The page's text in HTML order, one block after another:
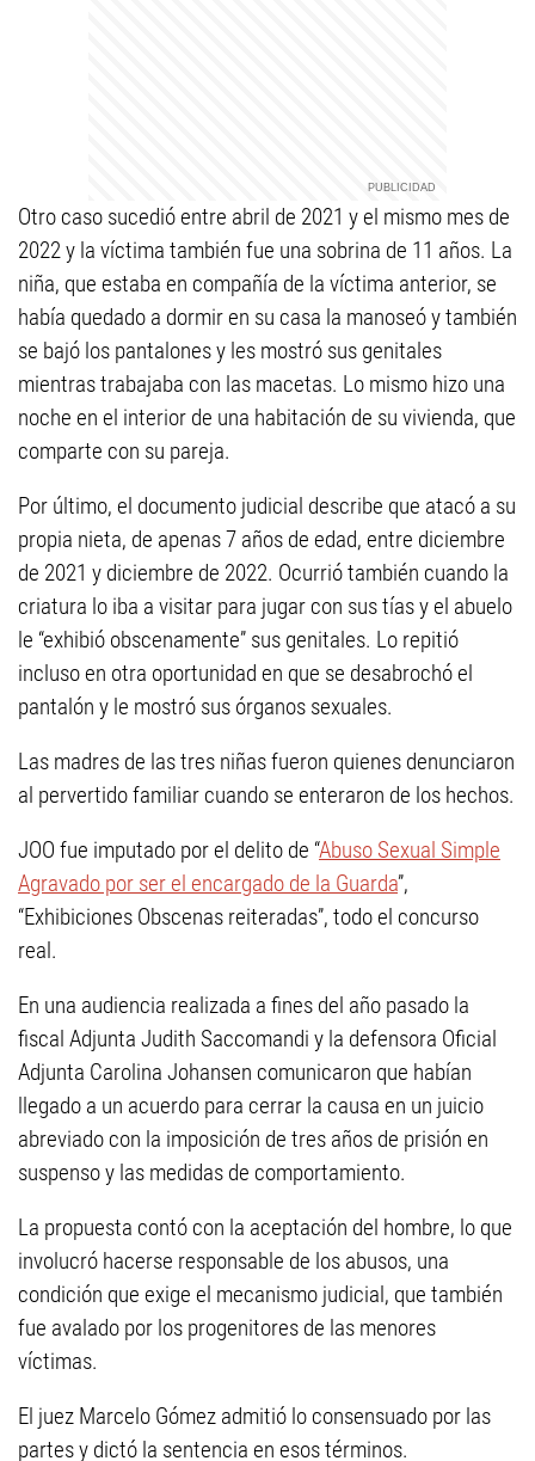
Otro caso sucedió entre abril de 2021 y el mismo mes de
2022 y la víctima también fue una sobrina de 11 años. La
niña, que estaba en compañía de la víctima anterior, se
había quedado a dormir en su casa la manoseó y también
se bajó los pantalones y les mostró sus genitales
mientras trabajaba con las macetas. Lo mismo hizo una
noche en el interior de una habitación de su vivienda, que
comparte con su pareja.
Por último, el documento judicial describe que atacó a su
propia nieta, de apenas 7 años de edad, entre diciembre
de 2021 y diciembre de 2022. Ocurrió también cuando la
criatura lo iba a visitar para jugar con sus tías y el abuelo
le “exhibió obscenamente” sus genitales. Lo repitió
incluso en otra oportunidad en que se desabrochó el
pantalón y le mostró sus órganos sexuales.
Las madres de las tres niñas fueron quienes denunciaron
al pervertido familiar cuando se enteraron de los hechos.
JOO fue imputado por el delito de “Abuso Sexual Simple
Agravado por ser el encargado de la Guarda”,
“Exhibiciones Obscenas reiteradas”, todo el concurso
real.
En una audiencia realizada a fines del año pasado la
fiscal Adjunta Judith Saccomandi y la defensora Oficial
Adjunta Carolina Johansen comunicaron que habían
llegado a un acuerdo para cerrar la causa en un juicio
abreviado con la imposición de tres años de prisión en
suspenso y las medidas de comportamiento.
La propuesta contó con la aceptación del hombre, lo que
involucró hacerse responsable de los abusos, una
condición que exige el mecanismo judicial, que también
fue avalado por los progenitores de las menores
víctimas.
El juez Marcelo Gómez admitió lo consensuado por las
partes y dictó la sentencia en esos términos.